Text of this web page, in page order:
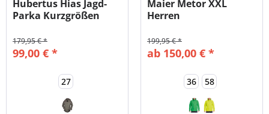
Hubertus Hias Jagd-
Parka Kurzgrößen
99,00 € *
179,95 € *
27
Maier Metor XXL
Herren
Übergröße...
ab 150,00 € *
199,95 € *
36 58